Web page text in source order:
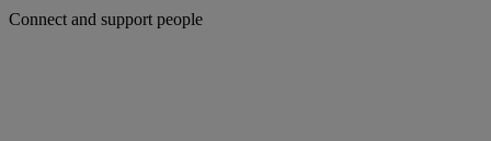
Connect and support people